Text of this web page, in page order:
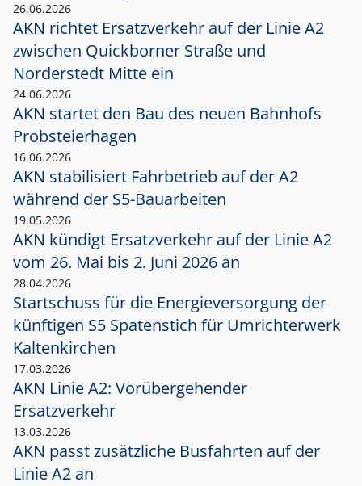
26.06.2026
AKN richtet Ersatzverkehr auf der Linie A2
zwischen Quickborner Straße und
Norderstedt Mitte ein
24.06.2026
AKN startet den Bau des neuen Bahnhofs
Probsteierhagen
16.06.2026
AKN stabilisiert Fahrbetrieb auf der A2
während der S5-Bauarbeiten
19.05.2026
AKN kündigt Ersatzverkehr auf der Linie A2
vom 26. Mai bis 2. Juni 2026 an
28.04.2026
Startschuss für die Energieversorgung der
künftigen S5 Spatenstich für Umrichterwerk
Kaltenkirchen
17.03.2026
AKN Linie A2: Vorübergehender
Ersatzverkehr
13.03.2026
AKN passt zusätzliche Busfahrten auf der
Linie A2 an